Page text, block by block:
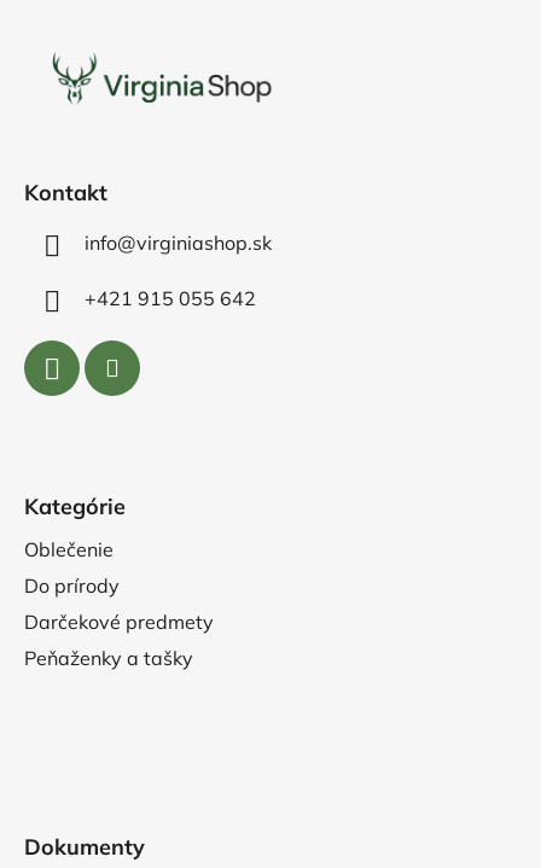
Kontakt
info@virginiashop.sk
+421 915 055 642
Kategórie
Oblečenie
Do prírody
Darčekové predmety
Peňaženky a tašky
Dokumenty